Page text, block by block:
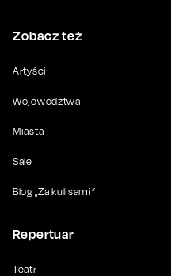
Zobacz też
Artyści
Województwa
Miasta
Sale
Blog „Za kulisami”
Repertuar
Teatr